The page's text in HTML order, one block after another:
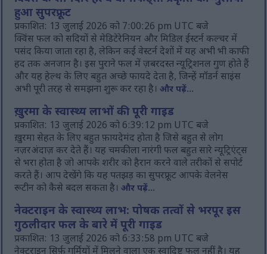
हुआ सुपरफ्रूट
प्रकाशित: 13 जुलाई 2026 को 7:00:26 pm UTC बजे
क्विंस फल को सदियों से मेडिटेरेनियन और मिडिल ईस्टर्न कल्चर में
पसंद किया जाता रहा है, लेकिन कई वेस्टर्न देशों में यह अभी भी काफी
हद तक अनजान है। इस पुराने फल में ज़बरदस्त न्यूट्रिशनल गुण होते हैं
और यह हेल्थ के लिए बहुत अच्छे फायदे देता है, जिन्हें मॉडर्न साइंस
अभी पूरी तरह से समझना शुरू कर रहा है।और पढ़ें...
ख़ुरमा के स्वास्थ्य लाभों की पूरी गाइड
प्रकाशित: 13 जुलाई 2026 को 6:39:12 pm UTC बजे
ख़ुरमा सेहत के लिए बहुत फ़ायदेमंद होता है जिसे बहुत से लोग
नज़रअंदाज़ कर देते हैं। यह चमकीला नारंगी फल बहुत सारे न्यूट्रिएंट्स
से भरा होता है जो आपके शरीर को हैरान करने वाले तरीकों से सपोर्ट
करते हैं। आप देखेंगे कि यह पतझड़ का सुपरफ्रूट आपके वेलनेस
रूटीन को कैसे बदल सकता है।और पढ़ें...
नेक्टराइन के स्वास्थ्य लाभ: पोषक तत्वों से भरपूर इस
गुठलीदार फल के बारे में पूरी गाइड
प्रकाशित: 13 जुलाई 2026 को 6:33:58 pm UTC बजे